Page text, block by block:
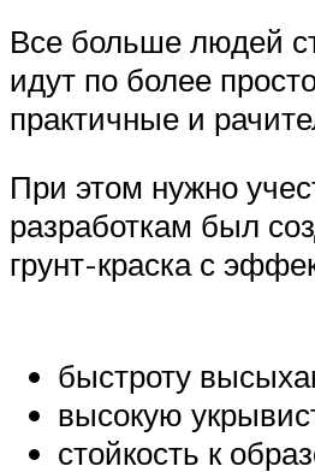
Все больше людей
идут по более
практичные и
При этом нужно
разработкам был
грунт-краска с
быстроту
высокую
стойкость к